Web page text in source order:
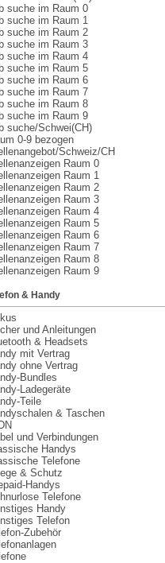
suche im Raum 0
suche im Raum 1
suche im Raum 2
suche im Raum 3
suche im Raum 4
suche im Raum 5
suche im Raum 6
suche im Raum 7
suche im Raum 8
suche im Raum 9
suche/Schwei(CH)
0-9 bezogen
Schweiz/CH
Raum 0
Raum 1
Raum 2
Raum 3
Raum 4
Raum 5
Raum 6
Raum 7
Raum 8
Raum 9
& Handy
und Anleitungen
& Headsets
mit Vertrag
ohne Vertrag
Bundles
Ladegeräte
Teile
& Taschen
und Verbindungen
Handys
Telefone
& Schutz
Handys
Telefone
Handy
Telefon
Zubehör